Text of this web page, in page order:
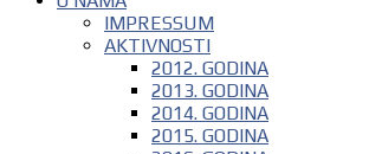
IMPRESSUM
AKTIVNOSTI
2012. GODINA
2013. GODINA
2014. GODINA
2015. GODINA